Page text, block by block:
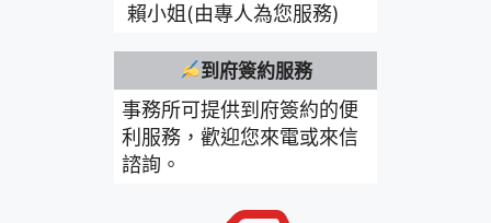
賴小姐(由專人為您服務)
到府簽約服務
事務所可提供到府簽約的便
利服務，歡迎您來電或來信
諮詢。